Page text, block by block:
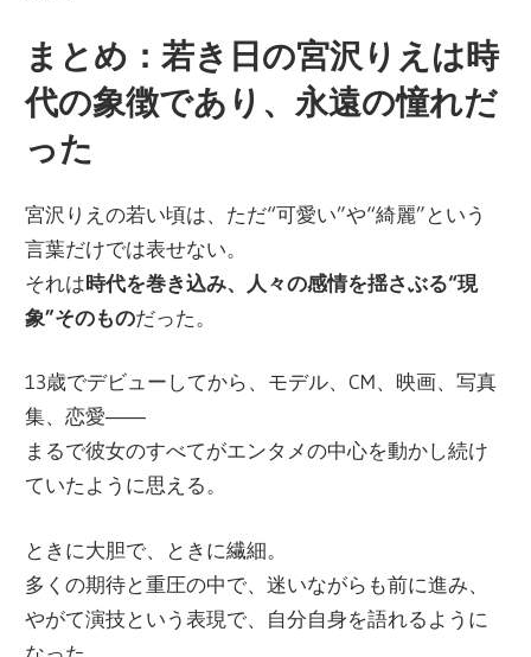
まとめ：若き日の宮沢りえは時
代の象徴であり、永遠の憧れだ
った
宮沢りえの若い頃は、ただ“可愛い”や“綺麗”という
言葉だけでは表せない。
それは時代を巻き込み、人々の感情を揺さぶる“現
象”そのものだった。
13歳でデビューしてから、モデル、CM、映画、写真
集、恋愛――
まるで彼女のすべてがエンタメの中心を動かし続け
ていたように思える。
ときに大胆で、ときに繊細。
多くの期待と重圧の中で、迷いながらも前に進み、
やがて演技という表現で、自分自身を語れるように